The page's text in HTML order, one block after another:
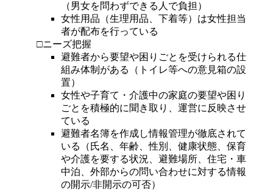
（男女を問わずできる人で負担）
女性用品（生理用品、下着等）は女性担当
者が配布を行っている
□ニーズ把握
避難者から要望や困りごとを受けられる仕
組み体制がある（トイレ等への意見箱の設
置）
女性や子育て・介護中の家庭の要望や困り
ごとを積極的に聞き取り、運営に反映させ
ている
避難者名簿を作成し情報管理が徹底されて
いる（氏名、年齢、性別、健康状態、保育
や介護を要する状況、避難場所、住宅・車
中泊、外部からの問い合わせに対する情報
の開示/非開示の可否）